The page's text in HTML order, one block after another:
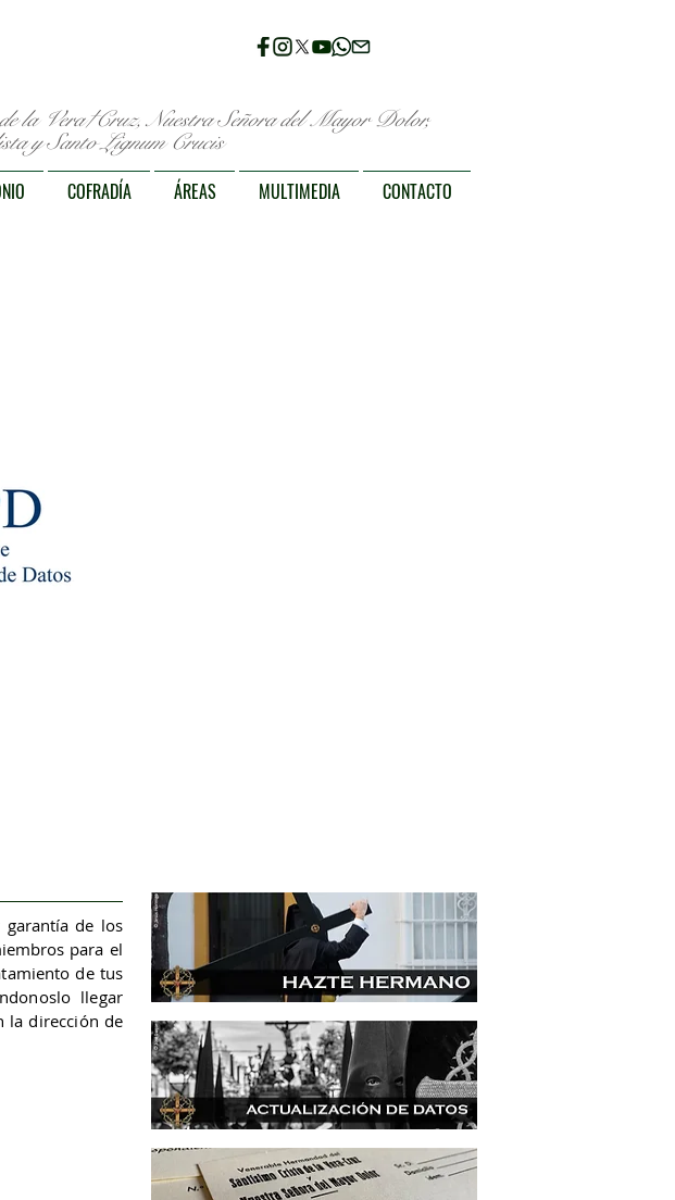
la Vera†Cruz, Nuestra Señora del Mayor Dolor,
y Santo Lignum Crucis
COFRADÍA ÁREAS MULTIMEDIA CONTACTO
garantía de los
para el
de tus
llegar
la dirección de